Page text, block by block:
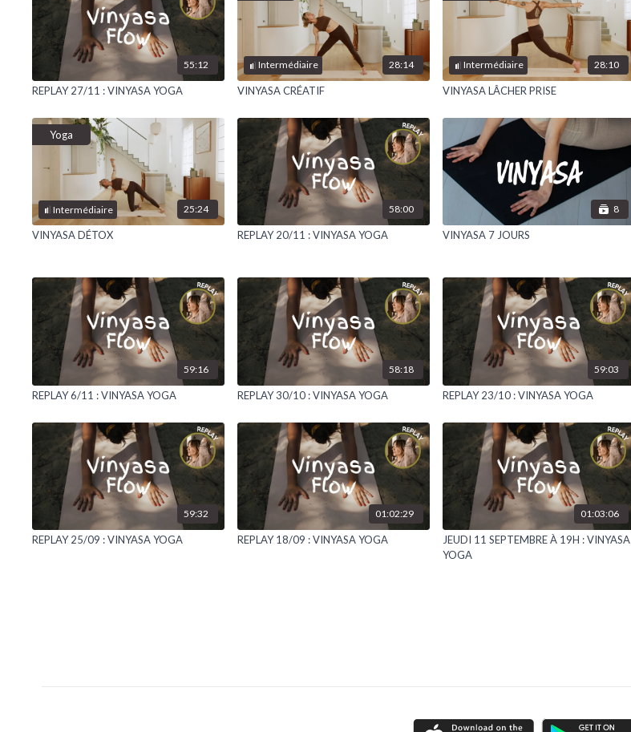
55:12
REPLAY 27/11 : VINYASA YOGA
Intermédiaire 28:14
VINYASA CRÉATIF
Intermédiaire 28:10
VINYASA LÂCHER PRISE
Intermédiaire
Yoga
25:24
VINYASA DÉTOX
58:00
REPLAY 20/11 : VINYASA YOGA
8
VINYASA 7 JOURS
59:16
REPLAY 6/11 : VINYASA YOGA
58:18
REPLAY 30/10 : VINYASA YOGA
59:03
REPLAY 23/10 : VINYASA YOGA
59:32
REPLAY 25/09 : VINYASA YOGA
01:02:29
REPLAY 18/09 : VINYASA YOGA
01:03:06
JEUDI 11 SEPTEMBRE À 19H : VINYASA
YOGA